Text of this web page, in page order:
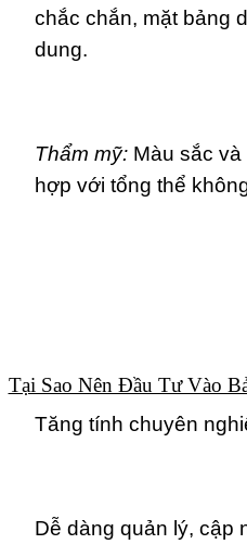
chắc chắn, mặt bảng
dung.
Thẩm mỹ:Màu sắc và
hợp với tổng thể
Tại Sao Nên Đầu Tư Vào
Tăng tính chuyên
Dễ dàng quản lý, cập